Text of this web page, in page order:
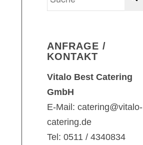
ANFRAGE /
KONTAKT
Vitalo Best Catering
GmbH
E-Mail: catering@vitalo-
catering.de
Tel: 0511 / 4340834